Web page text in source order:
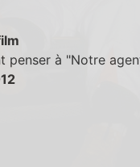
penser à "Notre